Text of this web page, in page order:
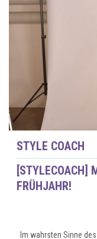
STYLE COACH
[STYLECOACH]
FRÜHJAHR!
Im wahrsten Sinne